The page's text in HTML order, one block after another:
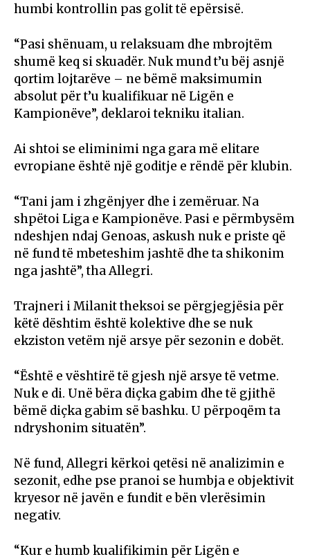
humbi kontrollin pas golit të epërsisë.
“Pasi shënuam, u relaksuam dhe mbrojtëm
shumë keq si skuadër. Nuk mund t’u bëj asnjë
qortim lojtarëve – ne bëmë maksimumin
absolut për t’u kualifikuar në Ligën e
Kampionëve”, deklaroi tekniku italian.
Ai shtoi se eliminimi nga gara më elitare
evropiane është një goditje e rëndë për klubin.
“Tani jam i zhgënjyer dhe i zemëruar. Na
shpëtoi Liga e Kampionëve. Pasi e përmbysëm
ndeshjen ndaj Genoas, askush nuk e priste që
në fund të mbeteshim jashtë dhe ta shikonim
nga jashtë”, tha Allegri.
Trajneri i Milanit theksoi se përgjegjësia për
këtë dështim është kolektive dhe se nuk
ekziston vetëm një arsye për sezonin e dobët.
“Është e vështirë të gjesh një arsye të vetme.
Nuk e di. Unë bëra diçka gabim dhe të gjithë
bëmë diçka gabim së bashku. U përpoqëm ta
ndryshonim situatën”.
Në fund, Allegri kërkoi qetësi në analizimin e
sezonit, edhe pse pranoi se humbja e objektivit
kryesor në javën e fundit e bën vlerësimin
negativ.
“Kur e humb kualifikimin për Ligën e